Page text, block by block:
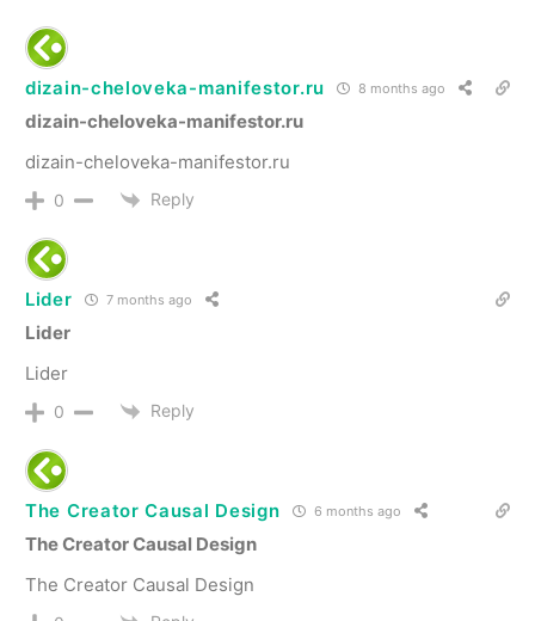
dizain-cheloveka-manifestor.ru 8 months ago
dizain-cheloveka-manifestor.ru
dizain-cheloveka-manifestor.ru
0 Reply
Lider 7 months ago
Lider
Lider
0 Reply
The Creator Causal Design 6 months ago
The Creator Causal Design
The Creator Causal Design